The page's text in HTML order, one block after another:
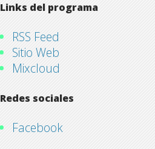
Links del programa
RSS Feed
Sitio Web
Mixcloud
Redes sociales
Facebook